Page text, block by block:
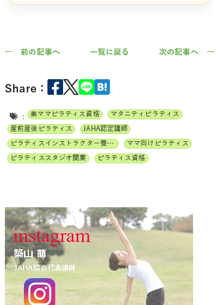
← 前の記事へ 一覧に戻る 次の記事へ →
Share：
: 美ママピラティス資格
マタニティピラティス
産前産後ピラティス
JAHA認定講師
ピラティスインストラクター養成講座
ママ向けピラティス
ピラティススタジオ開業
ピラティス資格